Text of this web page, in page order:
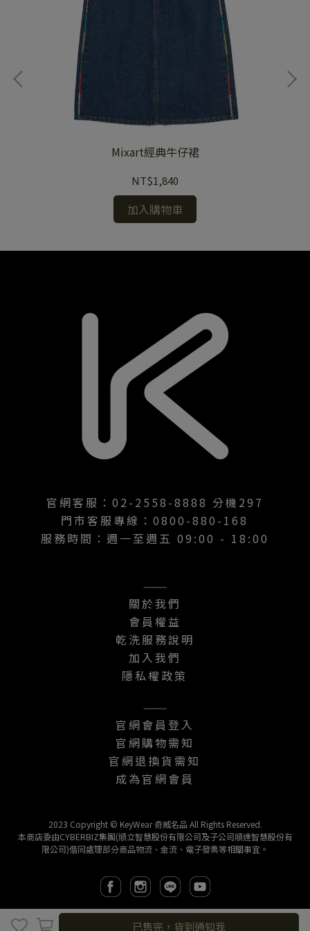
取消 完成
已售完，貨到通知我
Mixart經典牛仔裙
NT$1,840
加入購物車
官網客服：02-2558-8888 分機297
門市客服專線：0800-880-168
服務時間：週一至週五 09:00 - 18:00
———
關於我們
會員權益
乾洗服務說明
加入我們
隱私權政策
———
官網會員登入
官網購物需知
官網退換貨需知
成為官網會員
2023 Copyright © KeyWear 奇威名品 All Rights Reserved.
本商店委由CYBERBIZ集團(順立智慧股份有限公司及子公司順達智慧股份有
限公司)偕同處理部分商品物流、金流、電子發票等相關事宜。